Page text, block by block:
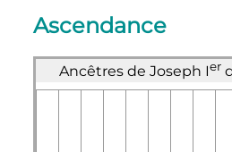
Ascendance
Ancêtres de Joseph Ier